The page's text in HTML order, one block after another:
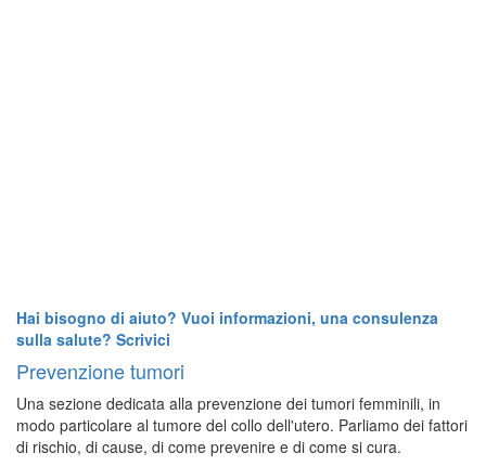
Hai bisogno di aiuto? Vuoi informazioni, una consulenza
sulla salute? Scrivici
Prevenzione tumori
Una sezione dedicata alla prevenzione dei tumori femminili, in
modo particolare al tumore del collo dell'utero. Parliamo dei fattori
di rischio, di cause, di come prevenire e di come si cura.